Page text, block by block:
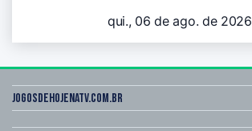
qui., 06 de ago. de 2026
Jogosdehojenatv.com.br